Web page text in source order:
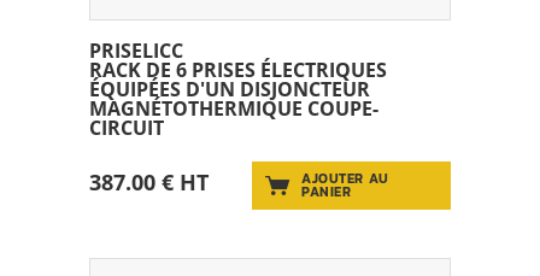
PRISELICC
RACK DE 6 PRISES ÉLECTRIQUES
ÉQUIPÉES D'UN DISJONCTEUR
MAGNÉTOTHERMIQUE COUPE-
CIRCUIT
387.00 € HT AJOUTER AU
PANIER